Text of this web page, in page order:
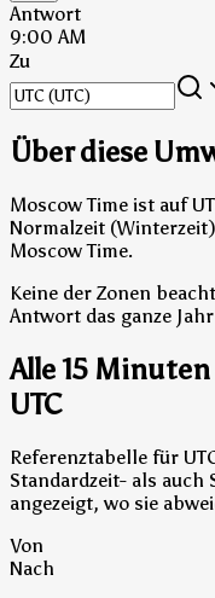
Antwort
9:00 AM
Zu
Über diese
Moscow Time ist auf
Normalzeit
Moscow Time.
Keine der Zonen
Antwort das ganze
Alle 15
UTC
Referenztabelle für
Standardzeit- als auch
angezeigt, wo sie
Von
Nach